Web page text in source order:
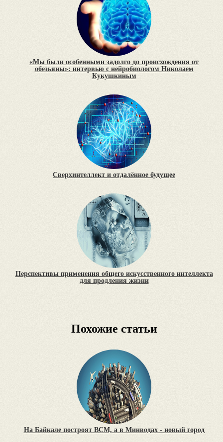
«Мы были особенными задолго до происхождения от
обезьяны»: интервью с нейробиологом Николаем
Кукушкиным
Сверхинтеллект и отдалённое будущее
Перспективы применения общего искусственного интеллекта
для продления жизни
Похожие статьи
На Байкале построят ВСМ, а в Минводах - новый город